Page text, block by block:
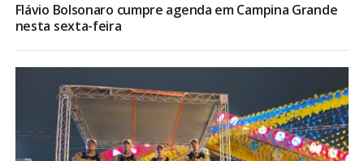
Flávio Bolsonaro cumpre agenda em Campina Grande
nesta sexta-feira